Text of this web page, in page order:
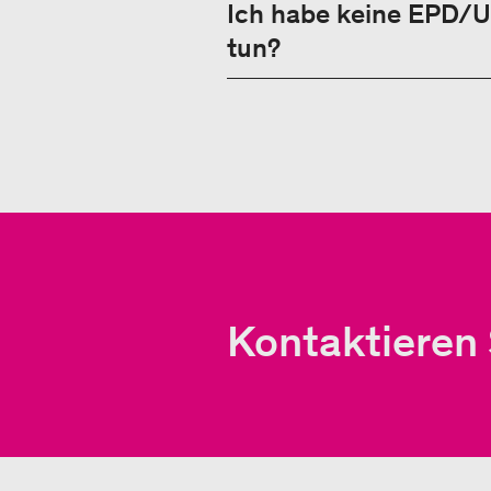
Ich habe keine EPD/
tun?
Kontaktieren